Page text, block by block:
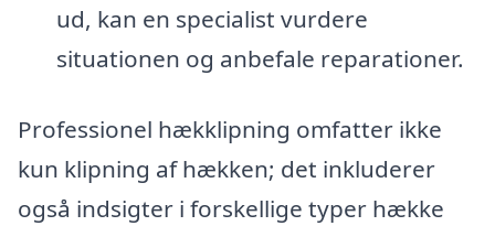
ud, kan en specialist vurdere
situationen og anbefale reparationer.
Professionel hækklipning omfatter ikke
kun klipning af hækken; det inkluderer
også indsigter i forskellige typer hække